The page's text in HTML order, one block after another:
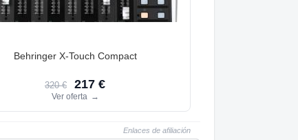
Behringer X-Touch Compact
320 € 217 €
Ver oferta →
Enlaces de afiliación